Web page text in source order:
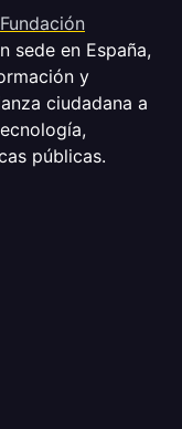
Fundación
sede en España,
y
ciudadana a
públicas.